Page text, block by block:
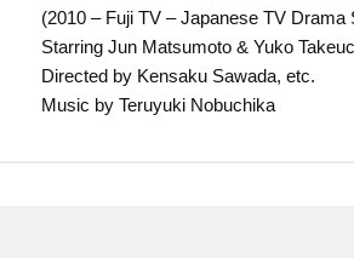
(2010 – Fuji TV – Japanese TV Drama
Starring Jun Matsumoto & Yuko
Directed by Kensaku Sawada, etc.
Music by Teruyuki Nobuchika